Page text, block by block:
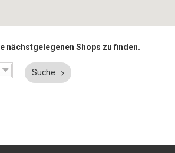
nächstgelegenen Shops zu finden.
Suche